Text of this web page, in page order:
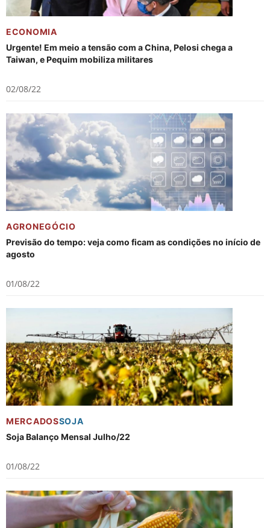
ECONOMIA
Urgente! Em meio a tensão com a China, Pelosi chega a
Taiwan, e Pequim mobiliza militares
02/08/22
AGRONEGÓCIO
Previsão do tempo: veja como ficam as condições no início de
agosto
01/08/22
MERCADOSSOJA
Soja Balanço Mensal Julho/22
01/08/22